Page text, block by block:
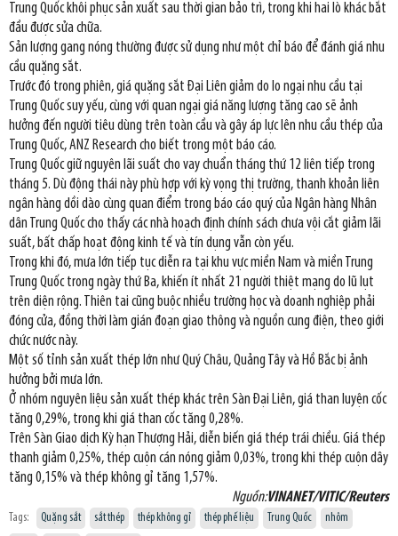
Trung Quốc khôi phục sản xuất sau thời gian bảo trì, trong khi hai lò khác bắt
đầu được sửa chữa.
Sản lượng gang nóng thường được sử dụng như một chỉ báo để đánh giá nhu
cầu quặng sắt.
Trước đó trong phiên, giá quặng sắt Đại Liên giảm do lo ngại nhu cầu tại
Trung Quốc suy yếu, cùng với quan ngại giá năng lượng tăng cao sẽ ảnh
hưởng đến người tiêu dùng trên toàn cầu và gây áp lực lên nhu cầu thép của
Trung Quốc, ANZ Research cho biết trong một báo cáo.
Trung Quốc giữ nguyên lãi suất cho vay chuẩn tháng thứ 12 liên tiếp trong
tháng 5. Dù động thái này phù hợp với kỳ vọng thị trường, thanh khoản liên
ngân hàng dồi dào cùng quan điểm trong báo cáo quý của Ngân hàng Nhân
dân Trung Quốc cho thấy các nhà hoạch định chính sách chưa vội cắt giảm lãi
suất, bất chấp hoạt động kinh tế và tín dụng vẫn còn yếu.
Trong khi đó, mưa lớn tiếp tục diễn ra tại khu vực miền Nam và miền Trung
Trung Quốc trong ngày thứ Ba, khiến ít nhất 21 người thiệt mạng do lũ lụt
trên diện rộng. Thiên tai cũng buộc nhiều trường học và doanh nghiệp phải
đóng cửa, đồng thời làm gián đoạn giao thông và nguồn cung điện, theo giới
chức nước này.
Một số tỉnh sản xuất thép lớn như Quý Châu, Quảng Tây và Hồ Bắc bị ảnh
hưởng bởi mưa lớn.
Ở nhóm nguyên liệu sản xuất thép khác trên Sàn Đại Liên, giá than luyện cốc
tăng 0,29%, trong khi giá than cốc tăng 0,28%.
Trên Sàn Giao dịch Kỳ hạn Thượng Hải, diễn biến giá thép trái chiều. Giá thép
thanh giảm 0,25%, thép cuộn cán nóng giảm 0,03%, trong khi thép cuộn dây
tăng 0,15% và thép không gỉ tăng 1,57%.
Nguồn:VINANET/VITIC/Reuters
Tags: Quặng sắt sắt thép thép không gỉ thép phế liệu Trung Quốc
nhôm